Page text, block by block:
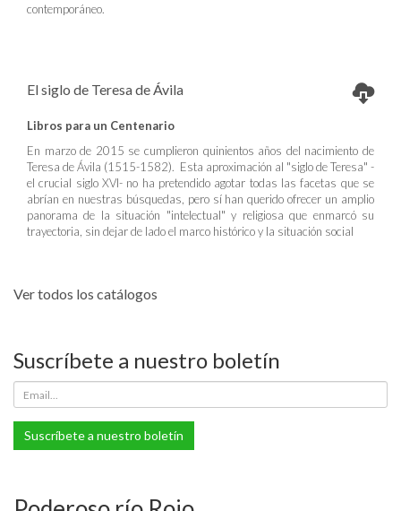
contemporáneo.
El siglo de Teresa de Ávila
Libros para un Centenario
En marzo de 2015 se cumplieron quinientos años del nacimiento de
Teresa de Ávila (1515-1582). Esta aproximación al "siglo de Teresa" -
el crucial siglo XVI- no ha pretendido agotar todas las facetas que se
abrían en nuestras búsquedas, pero sí han querido ofrecer un amplio
panorama de la situación "intelectual" y religiosa que enmarcó su
trayectoria, sin dejar de lado el marco histórico y la situación social
Ver todos los catálogos
Suscríbete a nuestro boletín
Suscríbete a nuestro boletín